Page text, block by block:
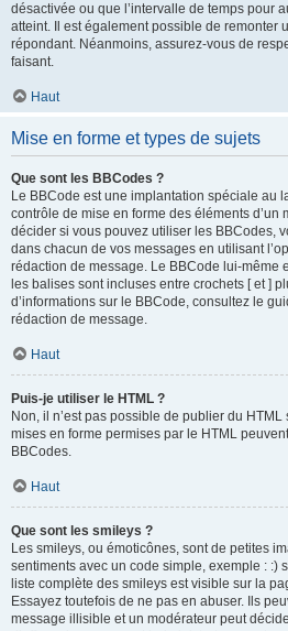
désactivée ou que l’intervalle de temps pour
atteint. Il est également possible de remonter
répondant. Néanmoins, assurez-vous de
faisant.
Haut
Mise en forme et types de sujets
Que sont les BBCodes ?
Le BBCode est une implantation spéciale au
contrôle de mise en forme des éléments d’un
décider si vous pouvez utiliser les BBCodes,
dans chacun de vos messages en utilisant
rédaction de message. Le BBCode lui-même
les balises sont incluses entre crochets [ et ]
d’informations sur le BBCode, consultez le
rédaction de message.
Haut
Puis-je utiliser le HTML ?
Non, il n’est pas possible de publier du
mises en forme permises par le HTML
BBCodes.
Haut
Que sont les smileys ?
Les smileys, ou émoticônes, sont de petites
sentiments avec un code simple, exemple : :)
liste complète des smileys est visible sur la
Essayez toutefois de ne pas en abuser. Ils
message illisible et un modérateur peut